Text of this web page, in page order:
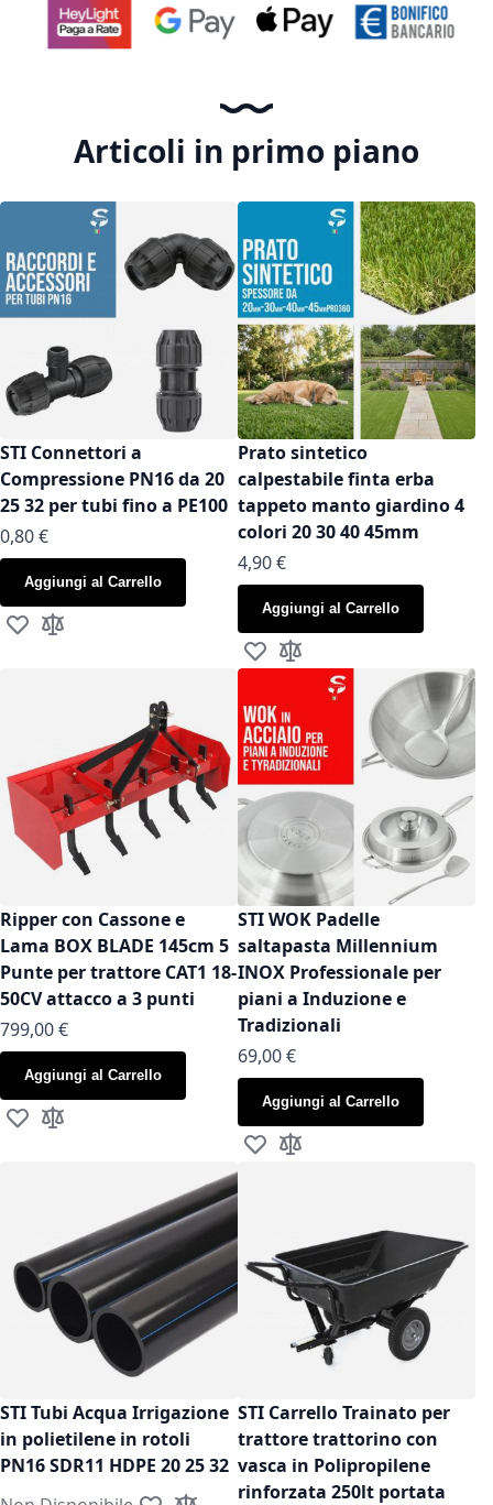
Articoli in primo piano
STI Connettori a
Compressione PN16 da 20
25 32 per tubi fino a PE100
As low as
0,80 €
Aggiungi al Carrello
Aggiungi alla lista desideri
Aggiungi al confronto
Prato sintetico
calpestabile finta erba
tappeto manto giardino 4
colori 20 30 40 45mm
As low as
4,90 €
Aggiungi al Carrello
Aggiungi alla lista desideri
Aggiungi al confronto
Ripper con Cassone e
Lama BOX BLADE 145cm 5
Punte per trattore CAT1 18-
50CV attacco a 3 punti
799,00 €
Aggiungi al Carrello
Aggiungi alla lista desideri
Aggiungi al confronto
STI WOK Padelle
saltapasta Millennium
INOX Professionale per
piani a Induzione e
Tradizionali
As low as
69,00 €
Aggiungi al Carrello
Aggiungi alla lista desideri
Aggiungi al confronto
STI Tubi Acqua Irrigazione
in polietilene in rotoli
PN16 SDR11 HDPE 20 25 32
STI Carrello Trainato per
trattore trattorino con
vasca in Polipropilene
rinforzata 250lt portata